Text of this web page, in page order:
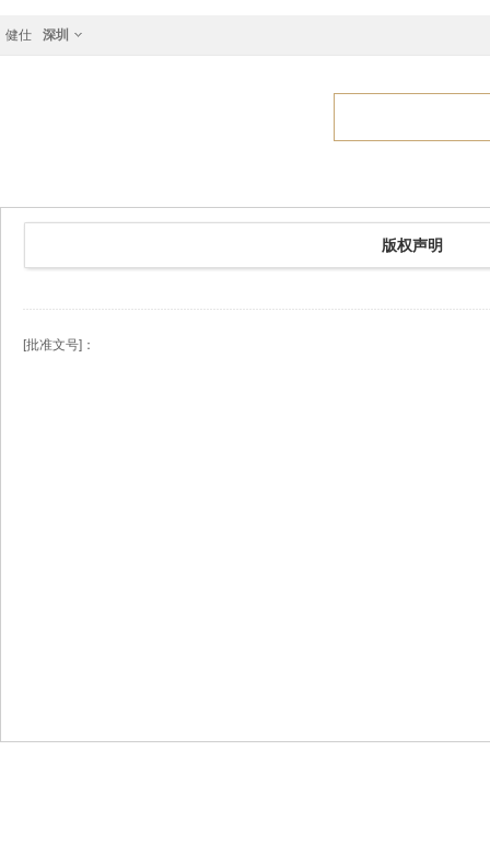
健仕 深圳
版权声明
[批准文号]：